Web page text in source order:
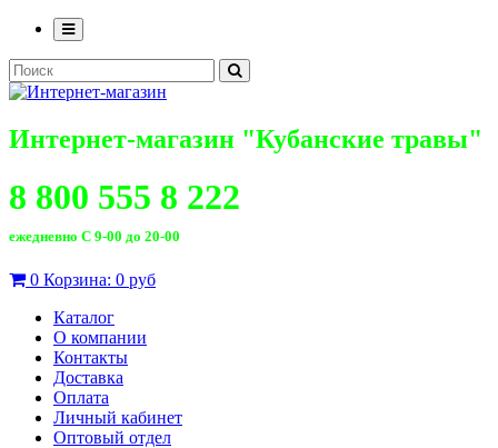
Интернет-магазин "Кубанские травы"
8 800 555 8 222
ежедневно С 9-00 до 20-00
0 Корзина: 0 руб
Каталог
О компании
Контакты
Доставка
Оплата
Личный кабинет
Оптовый отдел